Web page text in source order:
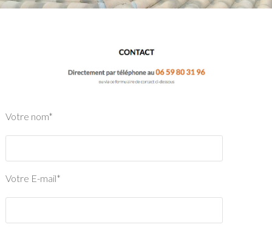
Votre nom*
Votre E-mail*